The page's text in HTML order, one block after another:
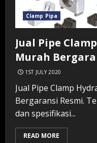
Clamp Pipa
Jual Pipe
Murah
1ST JULY 2020
Jual Pipe Clamp
Bergaransi Resmi.
dan spesifikasi...
READ MORE